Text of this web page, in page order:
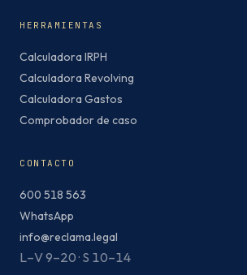
HERRAMIENTAS
Calculadora IRPH
Calculadora Revolving
Calculadora Gastos
Comprobador de caso
CONTACTO
600 518 563
WhatsApp
info@reclama.legal
L–V 9–20 · S 10–14